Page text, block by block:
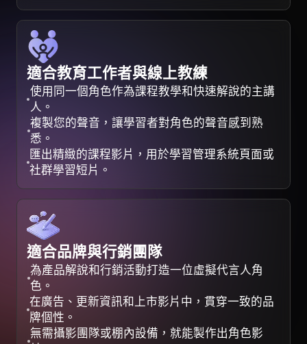
適合教育工作者與線上教練
使用同一個角色作為課程教學和快速解說的主講
人。
複製您的聲音，讓學習者對角色的聲音感到熟
悉。
匯出精緻的課程影片，用於學習管理系統頁面或
社群學習短片。
適合品牌與行銷團隊
為產品解說和行銷活動打造一位虛擬代言人角
色。
在廣告、更新資訊和上市影片中，貫穿一致的品
牌個性。
無需攝影團隊或棚內設備，就能製作出角色影